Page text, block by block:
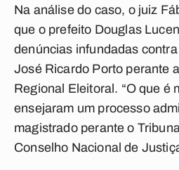
Na análise do caso, o juiz
que o prefeito Douglas
denúncias infundadas
José Ricardo Porto perante
Regional Eleitoral. “O que é
ensejaram um processo
magistrado perante o
Conselho Nacional de